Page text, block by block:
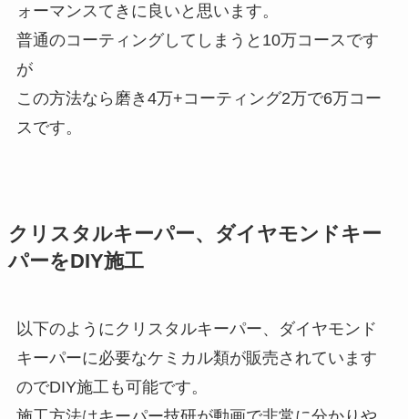
ォーマンスてきに良いと思います。
普通のコーティングしてしまうと10万コースです
が
この方法なら磨き4万+コーティング2万で6万コー
スです。
クリスタルキーパー、ダイヤモンドキー
パーをDIY施工
以下のようにクリスタルキーパー、ダイヤモンド
キーパーに必要なケミカル類が販売されています
のでDIY施工も可能です。